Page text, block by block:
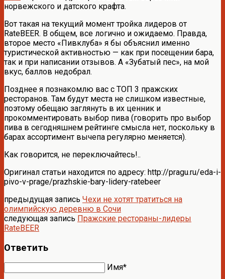
норвежского и датского крафта.
Вот такая на текущий момент тройка лидеров от
RateBEER. В общем, все логично и ожидаемо. Правда,
второе место «Пивклуба» я бы объяснил именно
туристической активностью — как при посещении бара,
так и при написании отзывов. А «Зубатый пес», на мой
вкус, баллов недобрал.
Позднее я познакомлю вас с ТОП 3 пражских
ресторанов. Там будут места не слишком известные,
поэтому обещаю заглянуть в их ценник и
прокомментировать выбор пива (говорить про выбор
пива в сегодняшнем рейтинге смысла нет, поскольку в
барах ассортимент вычепа регулярно меняется).
Как говорится, не переключайтесь!..
Оригинал статьи находится по адресу: http://pragu.ru/eda-i-
pivo-v-prage/prazhskie-bary-lidery-ratebeer
предыдущая запись Чехи не хотят тратиться на
олимпийскую деревню в Сочи
следующая запись Пражские рестораны-лидеры
RateBEER
Ответить
Имя*